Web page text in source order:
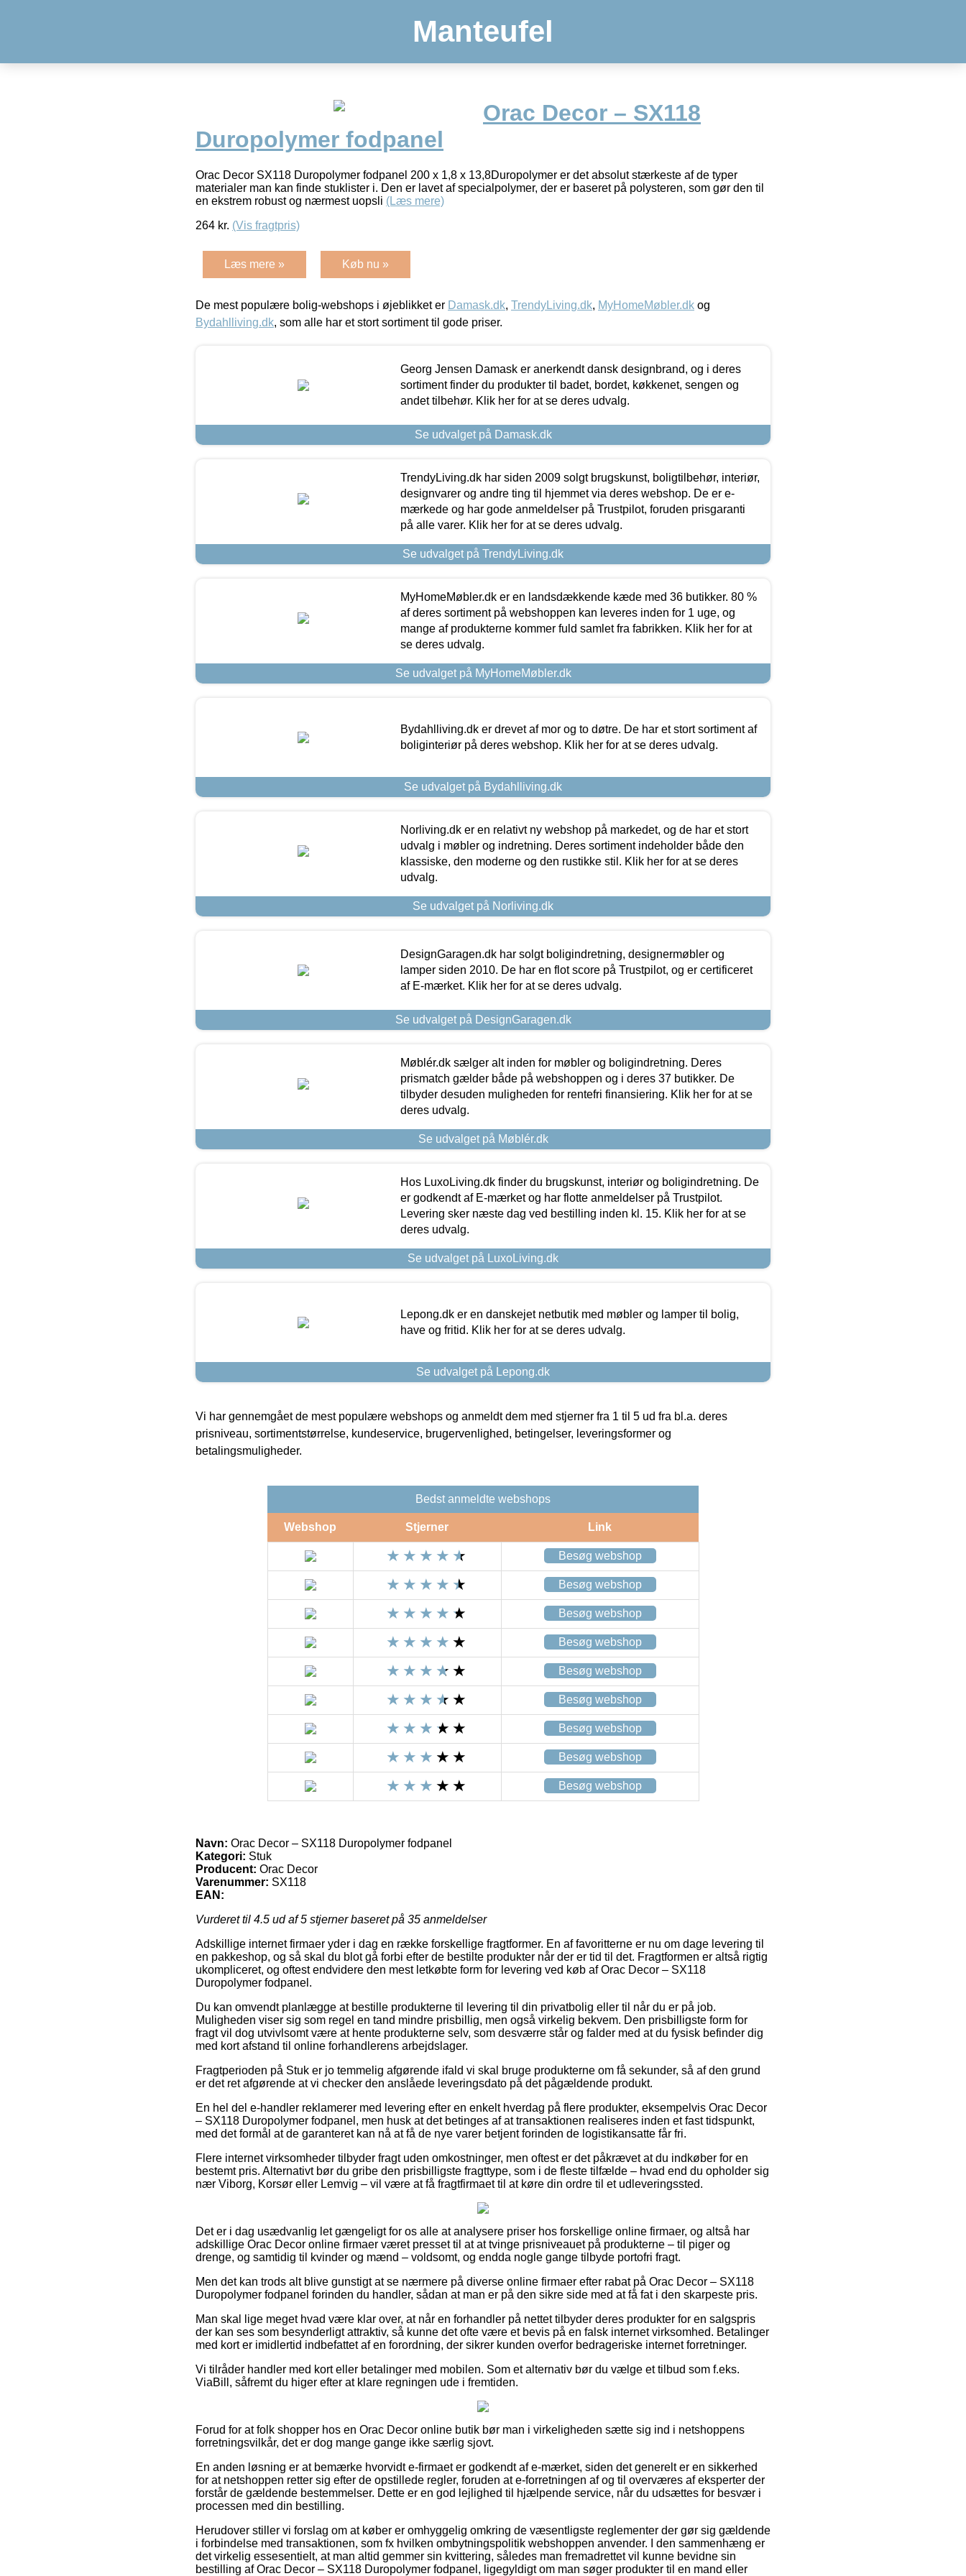
Manteufel
Orac Decor – SX118
Duropolymer fodpanel
Orac Decor SX118 Duropolymer fodpanel 200 x 1,8 x 13,8Duropolymer er det absolut stærkeste af de typer
materialer man kan finde stuklister i. Den er lavet af specialpolymer, der er baseret på polysteren, som gør den til
en ekstrem robust og nærmest uopsli (Læs mere)
264 kr. (Vis fragtpris)
Læs mere » Køb nu »
De mest populære bolig-webshops i øjeblikket er Damask.dk, TrendyLiving.dk, MyHomeMøbler.dk og
Bydahlliving.dk, som alle har et stort sortiment til gode priser.
Georg Jensen Damask er anerkendt dansk designbrand, og i deres
sortiment finder du produkter til badet, bordet, køkkenet, sengen og
andet tilbehør. Klik her for at se deres udvalg.
Se udvalget på Damask.dk
TrendyLiving.dk har siden 2009 solgt brugskunst, boligtilbehør, interiør,
designvarer og andre ting til hjemmet via deres webshop. De er e-
mærkede og har gode anmeldelser på Trustpilot, foruden prisgaranti
på alle varer. Klik her for at se deres udvalg.
Se udvalget på TrendyLiving.dk
MyHomeMøbler.dk er en landsdækkende kæde med 36 butikker. 80 %
af deres sortiment på webshoppen kan leveres inden for 1 uge, og
mange af produkterne kommer fuld samlet fra fabrikken. Klik her for at
se deres udvalg.
Se udvalget på MyHomeMøbler.dk
Bydahlliving.dk er drevet af mor og to døtre. De har et stort sortiment af
boliginteriør på deres webshop. Klik her for at se deres udvalg.
Se udvalget på Bydahlliving.dk
Norliving.dk er en relativt ny webshop på markedet, og de har et stort
udvalg i møbler og indretning. Deres sortiment indeholder både den
klassiske, den moderne og den rustikke stil. Klik her for at se deres
udvalg.
Se udvalget på Norliving.dk
DesignGaragen.dk har solgt boligindretning, designermøbler og
lamper siden 2010. De har en flot score på Trustpilot, og er certificeret
af E-mærket. Klik her for at se deres udvalg.
Se udvalget på DesignGaragen.dk
Møblér.dk sælger alt inden for møbler og boligindretning. Deres
prismatch gælder både på webshoppen og i deres 37 butikker. De
tilbyder desuden muligheden for rentefri finansiering. Klik her for at se
deres udvalg.
Se udvalget på Møblér.dk
Hos LuxoLiving.dk finder du brugskunst, interiør og boligindretning. De
er godkendt af E-mærket og har flotte anmeldelser på Trustpilot.
Levering sker næste dag ved bestilling inden kl. 15. Klik her for at se
deres udvalg.
Se udvalget på LuxoLiving.dk
Lepong.dk er en danskejet netbutik med møbler og lamper til bolig,
have og fritid. Klik her for at se deres udvalg.
Se udvalget på Lepong.dk
Vi har gennemgået de mest populære webshops og anmeldt dem med stjerner fra 1 til 5 ud fra bl.a. deres
prisniveau, sortimentstørrelse, kundeservice, brugervenlighed, betingelser, leveringsformer og
betalingsmuligheder.
Bedst anmeldte webshops
Webshop Stjerner Link
Besøg webshop
Besøg webshop
Besøg webshop
Besøg webshop
Besøg webshop
Besøg webshop
Besøg webshop
Besøg webshop
Besøg webshop
Navn: Orac Decor – SX118 Duropolymer fodpanel
Kategori: Stuk
Producent: Orac Decor
Varenummer: SX118
EAN:
Vurderet til 4.5 ud af 5 stjerner baseret på 35 anmeldelser
Adskillige internet firmaer yder i dag en række forskellige fragtformer. En af favoritterne er nu om dage levering til
en pakkeshop, og så skal du blot gå forbi efter de bestilte produkter når der er tid til det. Fragtformen er altså rigtig
ukompliceret, og oftest endvidere den mest letkøbte form for levering ved køb af Orac Decor – SX118
Duropolymer fodpanel.
Du kan omvendt planlægge at bestille produkterne til levering til din privatbolig eller til når du er på job.
Muligheden viser sig som regel en tand mindre prisbillig, men også virkelig bekvem. Den prisbilligste form for
fragt vil dog utvivlsomt være at hente produkterne selv, som desværre står og falder med at du fysisk befinder dig
med kort afstand til online forhandlerens arbejdslager.
Fragtperioden på Stuk er jo temmelig afgørende ifald vi skal bruge produkterne om få sekunder, så af den grund
er det ret afgørende at vi checker den anslåede leveringsdato på det pågældende produkt.
En hel del e-handler reklamerer med levering efter en enkelt hverdag på flere produkter, eksempelvis Orac Decor
– SX118 Duropolymer fodpanel, men husk at det betinges af at transaktionen realiseres inden et fast tidspunkt,
med det formål at de garanteret kan nå at få de nye varer betjent forinden de logistikansatte får fri.
Flere internet virksomheder tilbyder fragt uden omkostninger, men oftest er det påkrævet at du indkøber for en
bestemt pris. Alternativt bør du gribe den prisbilligste fragttype, som i de fleste tilfælde – hvad end du opholder sig
nær Viborg, Korsør eller Lemvig – vil være at få fragtfirmaet til at køre din ordre til et udleveringssted.
Det er i dag usædvanlig let gængeligt for os alle at analysere priser hos forskellige online firmaer, og altså har
adskillige Orac Decor online firmaer været presset til at at tvinge prisniveauet på produkterne – til piger og
drenge, og samtidig til kvinder og mænd – voldsomt, og endda nogle gange tilbyde portofri fragt.
Men det kan trods alt blive gunstigt at se nærmere på diverse online firmaer efter rabat på Orac Decor – SX118
Duropolymer fodpanel forinden du handler, sådan at man er på den sikre side med at få fat i den skarpeste pris.
Man skal lige meget hvad være klar over, at når en forhandler på nettet tilbyder deres produkter for en salgspris
der kan ses som besynderligt attraktiv, så kunne det ofte være et bevis på en falsk internet virksomhed. Betalinger
med kort er imidlertid indbefattet af en forordning, der sikrer kunden overfor bedrageriske internet forretninger.
Vi tilråder handler med kort eller betalinger med mobilen. Som et alternativ bør du vælge et tilbud som f.eks.
ViaBill, såfremt du higer efter at klare regningen ude i fremtiden.
Forud for at folk shopper hos en Orac Decor online butik bør man i virkeligheden sætte sig ind i netshoppens
forretningsvilkår, det er dog mange gange ikke særlig sjovt.
En anden løsning er at bemærke hvorvidt e-firmaet er godkendt af e-mærket, siden det generelt er en sikkerhed
for at netshoppen retter sig efter de opstillede regler, foruden at e-forretningen af og til overværes af eksperter der
forstår de gældende bestemmelser. Dette er en god lejlighed til hjælpende service, når du udsættes for besvær i
processen med din bestilling.
Herudover stiller vi forslag om at køber er omhyggelig omkring de væsentligste reglementer der gør sig gældende
i forbindelse med transaktionen, som fx hvilken ombytningspolitik webshoppen anvender. I den sammenhæng er
det virkelig essesentielt, at man altid gemmer sin kvittering, således man fremadrettet vil kunne bevidne sin
bestilling af Orac Decor – SX118 Duropolymer fodpanel, ligegyldigt om man søger produkter til en mand eller